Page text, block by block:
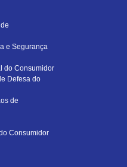
e Segurança
do Consumidor
Defesa do
de
Consumidor